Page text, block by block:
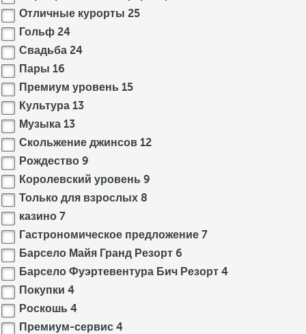
Отличные курорты 25
Гольф 24
Свадьба 24
Пары 16
Премиум уровень 15
Культура 13
Музыка 13
Скольжение джинсов 12
Рождество 9
Королевский уровень 9
Только для взрослых 8
казино 7
Гастрономическое предложение 7
Барсело Майя Гранд Резорт 6
Барсело Фуэртевентура Бич Резорт 4
Покупки 4
Роскошь 4
Премиум-сервис 4